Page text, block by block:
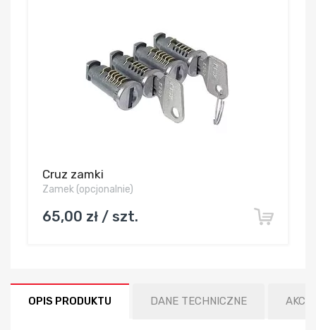
Cruz zamki
Zamek (opcjonalnie)
65,00 zł / szt.
OPIS PRODUKTU DANE TECHNICZNE